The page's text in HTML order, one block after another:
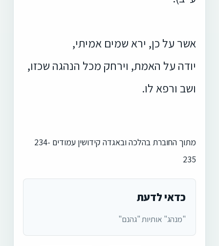
אשר על כן, ירא שמים אמיתי,
יודה על האמת, וירחק מכל הנהגה שכזו,
ושב ורפא לו.
מתוך החוברת בהלכה ובאגדה קידושין עמודים 234-
235
כדאי לדעת
"מנהג" אותיות "גהנם"